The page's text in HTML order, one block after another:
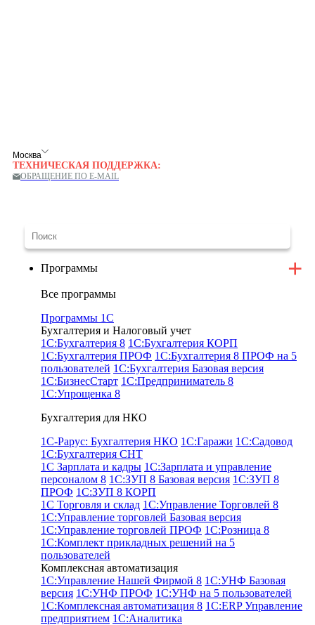
Москва
ТЕХНИЧЕСКАЯ ПОДДЕРЖКА:
ОБРАЩЕНИЕ ПО E-MAIL
Программы
Все программы
Программы 1С
Бухгалтерия и Налоговый учет
1С:Бухгалтерия 8 1С:Бухгалтерия КОРП
1С:Бухгалтерия ПРОФ 1С:Бухгалтерия 8 ПРОФ на 5
пользователей 1С:Бухгалтерия Базовая версия
1С:БизнесСтарт 1С:Предприниматель 8
1С:Упрощенка 8
Бухгалтерия для НКО
1С-Рарус: Бухгалтерия НКО 1С:Гаражи 1С:Садовод
1С:Бухгалтерия СНТ
1С Зарплата и кадры 1С:Зарплата и управление
персоналом 8 1С:ЗУП 8 Базовая версия 1С:ЗУП 8
ПРОФ 1С:ЗУП 8 КОРП
1С Торговля и склад 1С:Управление Торговлей 8
1С:Управление торговлей Базовая версия
1С:Управление торговлей ПРОФ 1С:Розница 8
1С:Комплект прикладных решений на 5
пользователей
Комплексная автоматизация
1C:Управление Нашей Фирмой 8 1С:УНФ Базовая
версия 1С:УНФ ПРОФ 1С:УНФ на 5 пользователей
1С:Комплексная автоматизация 8 1С:ERP Управление
предприятием 1С:Аналитика